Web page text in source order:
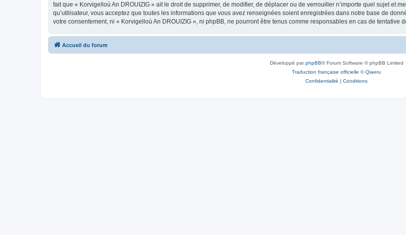
fait que « Korvigelloù An DROUIZIG » ait le droit de supprimer, de modifier, de déplacer ou de verrouiller n’importe quel sujet et
qu’utilisateur, vous acceptez que toutes les informations que vous avez renseignées soient enregistrées dans notre base de
votre consentement, ni « Korvigelloù An DROUIZIG », ni phpBB, ne pourront être tenus comme responsables en cas de tentative
Accueil du forum
Développé parphpBB® Forum Software © phpBB Limited
Traduction française officielle ©Qiaeru
Confidentialité | Conditions